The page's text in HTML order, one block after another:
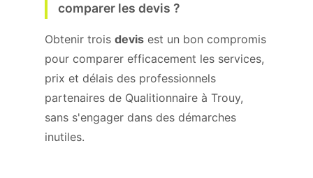
comparer les devis ?
Obtenir trois devis est un bon compromis
pour comparer efficacement les services,
prix et délais des professionnels
partenaires de Qualitionnaire à Trouy,
sans s'engager dans des démarches
inutiles.